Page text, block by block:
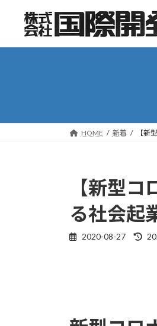
ン
ッ
ー
移
HOME 新着 【新
【新型
る社会起
2020-08-27
最